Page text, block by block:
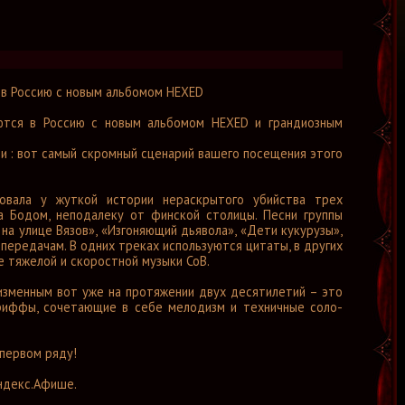
с новым альбомом HEXED
в Россию с новым альбомом HEXED и грандиозным
: вот самый скромный сценарий вашего посещения этого
у жуткой истории нераскрытого убийства трех
неподалеку от финской столицы. Песни группы
Вязов», «Изгоняющий дьявола», «Дети кукурузы»,
В одних треках используются цитаты, в других
и скоростной музыки CoB.
вот уже на протяжении двух десятилетий – это
сочетающие в себе мелодизм и техничные соло-
ряду!